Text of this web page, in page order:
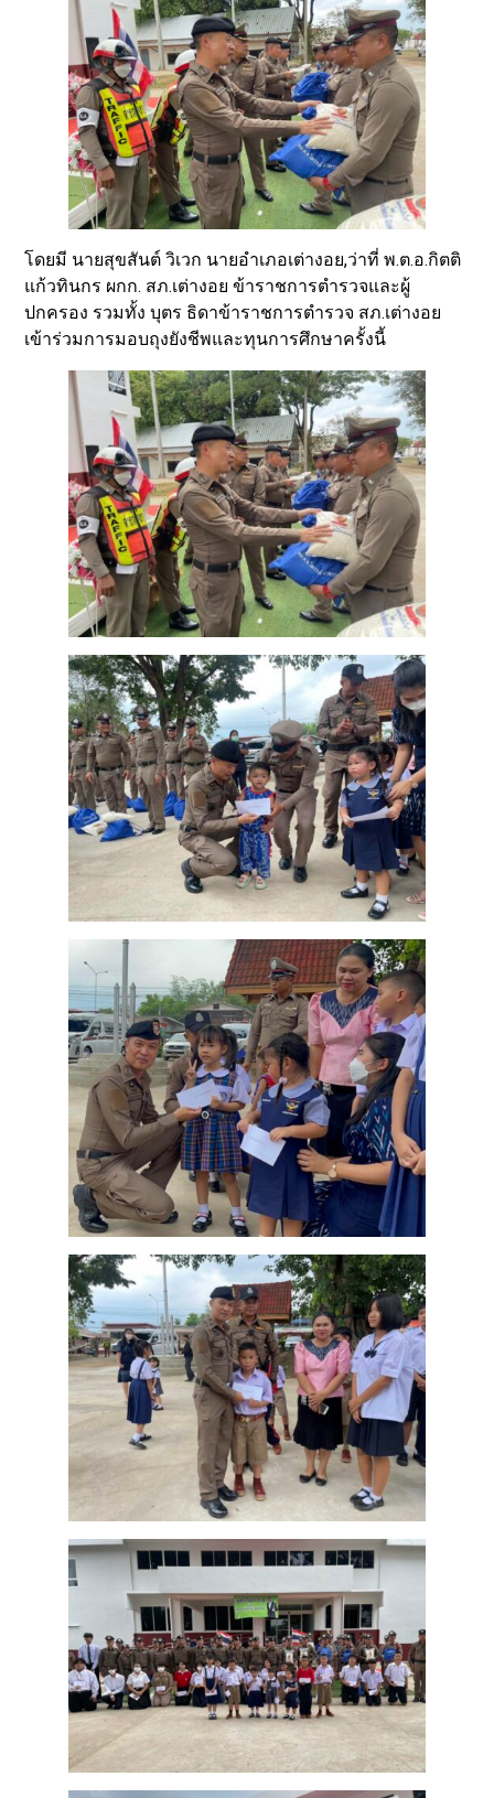
โดยมี นายสุขสันต์ วิเวก นายอำเภอเต่างอย,ว่าที่ พ.ต.อ.กิตติ
แก้วทินกร ผกก. สภ.เต่างอย ข้าราชการตำรวจและผู้
ปกครอง รวมทั้ง บุตร ธิดาข้าราชการตำรวจ สภ.เต่างอย
เข้าร่วมการมอบถุงยังชีพและทุนการศึกษาครั้งนี้